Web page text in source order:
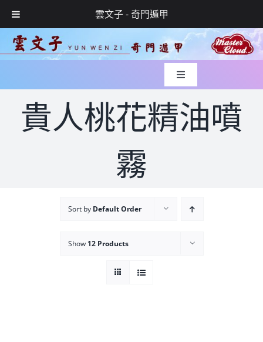
雲文子 - 奇門遁甲
Skip
to
Toggle
Navigation
入世緣起
貴人桃花精油噴
霧
Sort by Default Order
Show 12 Products